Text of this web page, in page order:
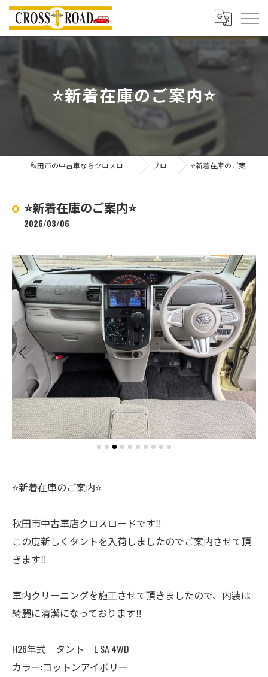
⭐️新着在庫のご案内⭐️
ブログ ⭐️新着在庫のご案内⭐️
⭐️新着在庫のご案内⭐️
2026/03/06
⭐️新着在庫のご案内⭐️
秋田市中古車店クロスロードです‼️
この度新しくタントを入荷しましたのでご案内させて頂
きます‼️
車内クリーニングを施工させて頂きましたので、内装は
綺麗に清潔になっております‼️
H26年式 タント L SA 4WD
カラー:コットンアイボリー